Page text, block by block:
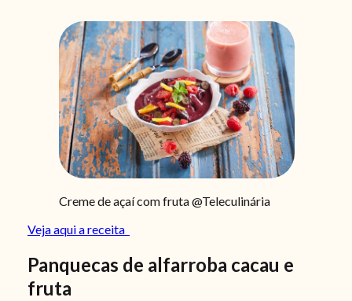
Creme de açaí com fruta @Teleculinária
Veja aqui a receita
Panquecas de alfarroba cacau e
fruta